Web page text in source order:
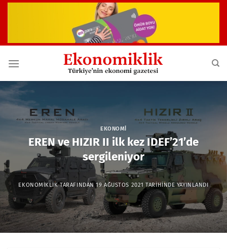
EKONOMI
EREN ve HIZIR II ilk kez IDEF’21’de
sergileniyor
EKONOMIKLIKTARAFINDAN 19 AĞUSTOS 2021 TARIHINDE YAYINLANDI